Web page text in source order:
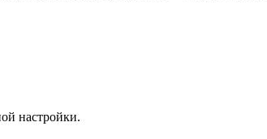
настройки.